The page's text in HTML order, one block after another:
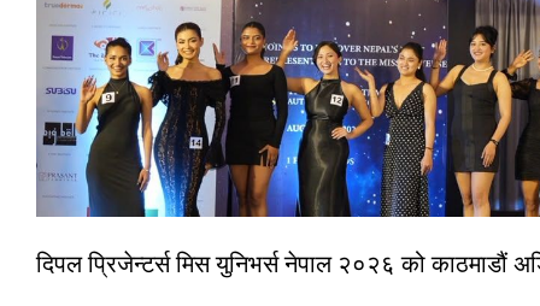
दिपल प्रिजेन्टर्स मिस युनिभर्स नेपाल २०२६ को काठमाडौं